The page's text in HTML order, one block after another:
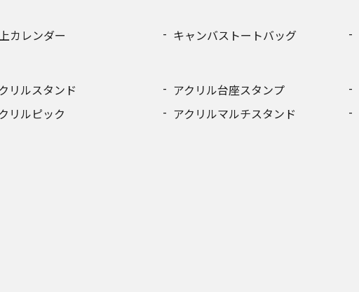
カレンダー キャンバストートバッグ
リルスタンド アクリル台座スタンプ
リルピック アクリルマルチスタンド